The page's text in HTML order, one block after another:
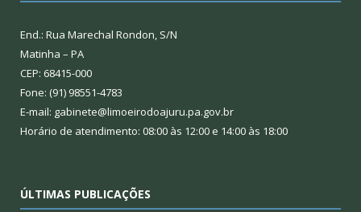
End.: Rua Marechal Rondon, S/N
Matinha – PA
CEP: 68415-000
Fone: (91) 98551-4783
E-mail: gabinete@limoeirodoajuru.pa.gov.br
Horário de atendimento: 08:00 às 12:00 e 14:00 às 18:00
ÚLTIMAS PUBLICAÇÕES